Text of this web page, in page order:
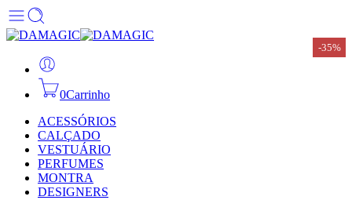
0Carrinho
ACESSÓRIOS
CALÇADO
VESTUÁRIO
PERFUMES
MONTRA
DESIGNERS
-35%
-35%
-35%
-35%
-35%
-35%
-35%